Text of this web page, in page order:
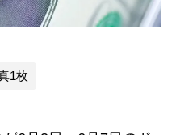
1枚